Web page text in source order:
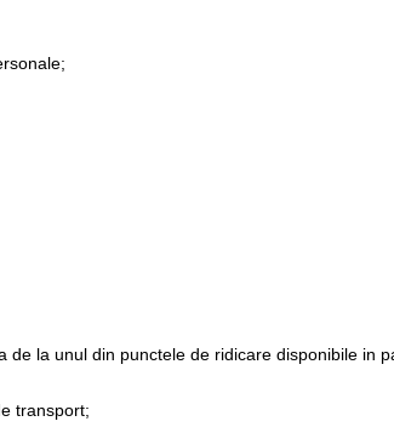
la unul din punctele de ridicare disponibile in
transport;